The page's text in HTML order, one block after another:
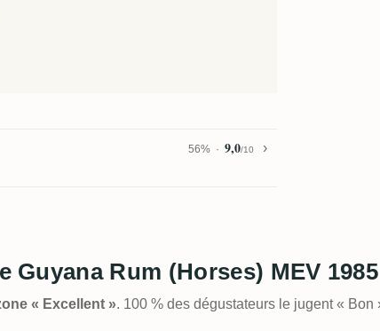
56% 9,0/10
Rum (Horses) MEV
« Excellent ». 100 % des dégustateurs le jugent «